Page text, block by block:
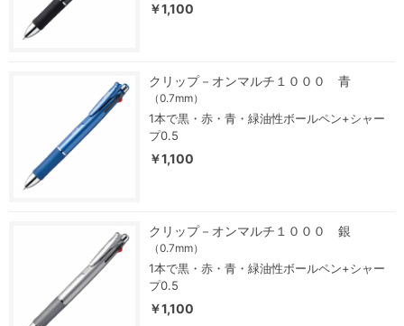
￥1,100
クリップ－オンマルチ１０００ 青
（0.7mm）
1本で黒・赤・青・緑油性ボールペン+シャー
プ0.5
￥1,100
クリップ－オンマルチ１０００ 銀
（0.7mm）
1本で黒・赤・青・緑油性ボールペン+シャー
プ0.5
￥1,100